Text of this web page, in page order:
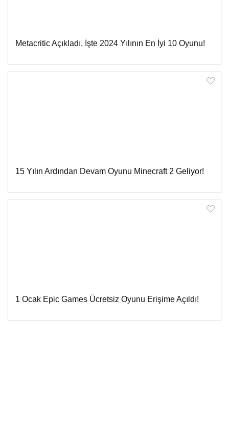
Metacritic Açıkladı, İşte 2024 Yılının En İyi 10 Oyunu!
15 Yılın Ardından Devam Oyunu Minecraft 2 Geliyor!
1 Ocak Epic Games Ücretsiz Oyunu Erişime Açıldı!